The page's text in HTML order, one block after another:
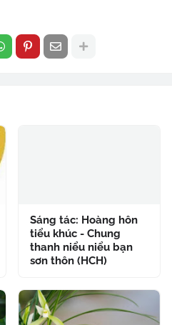
Sáng tác: Hoàng hôn
tiểu khúc - Chung
thanh niểu niểu bạn
sơn thôn (HCH)